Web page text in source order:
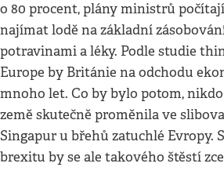
o 80 procent, plány ministrů
najímat lodě na základní
potravinami a léky. Podle studie
Europe by Británie na odchodu
mnoho let. Co by bylo potom,
země skutečně proměnila ve
Singapur u břehů zatuchlé Evropy.
brexitu by se ale takového štěstí